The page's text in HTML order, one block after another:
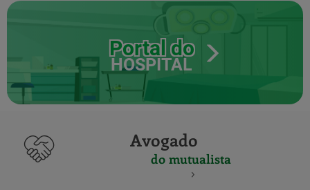
Portal do
HOSPITAL
Avogado
do mutualista